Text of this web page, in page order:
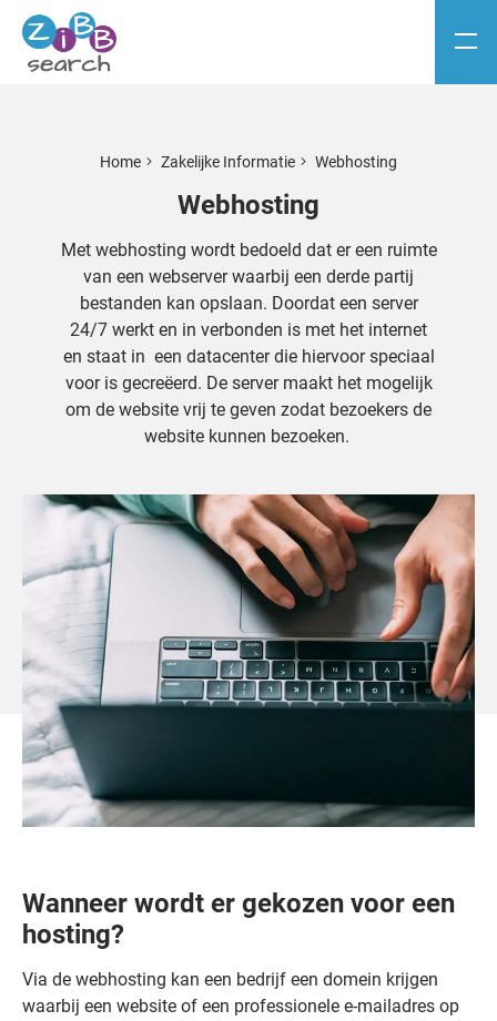
Home Zakelijke Informatie Webhosting
Webhosting
Met webhosting wordt bedoeld dat er een ruimte
van een webserver waarbij een derde partij
bestanden kan opslaan. Doordat een server
24/7 werkt en in verbonden is met het internet
en staat in een datacenter die hiervoor speciaal
voor is gecreëerd. De server maakt het mogelijk
om de website vrij te geven zodat bezoekers de
website kunnen bezoeken.
Wanneer wordt er gekozen voor een
hosting?
Via de webhosting kan een bedrijf een domein krijgen
waarbij een website of een professionele e-mailadres op